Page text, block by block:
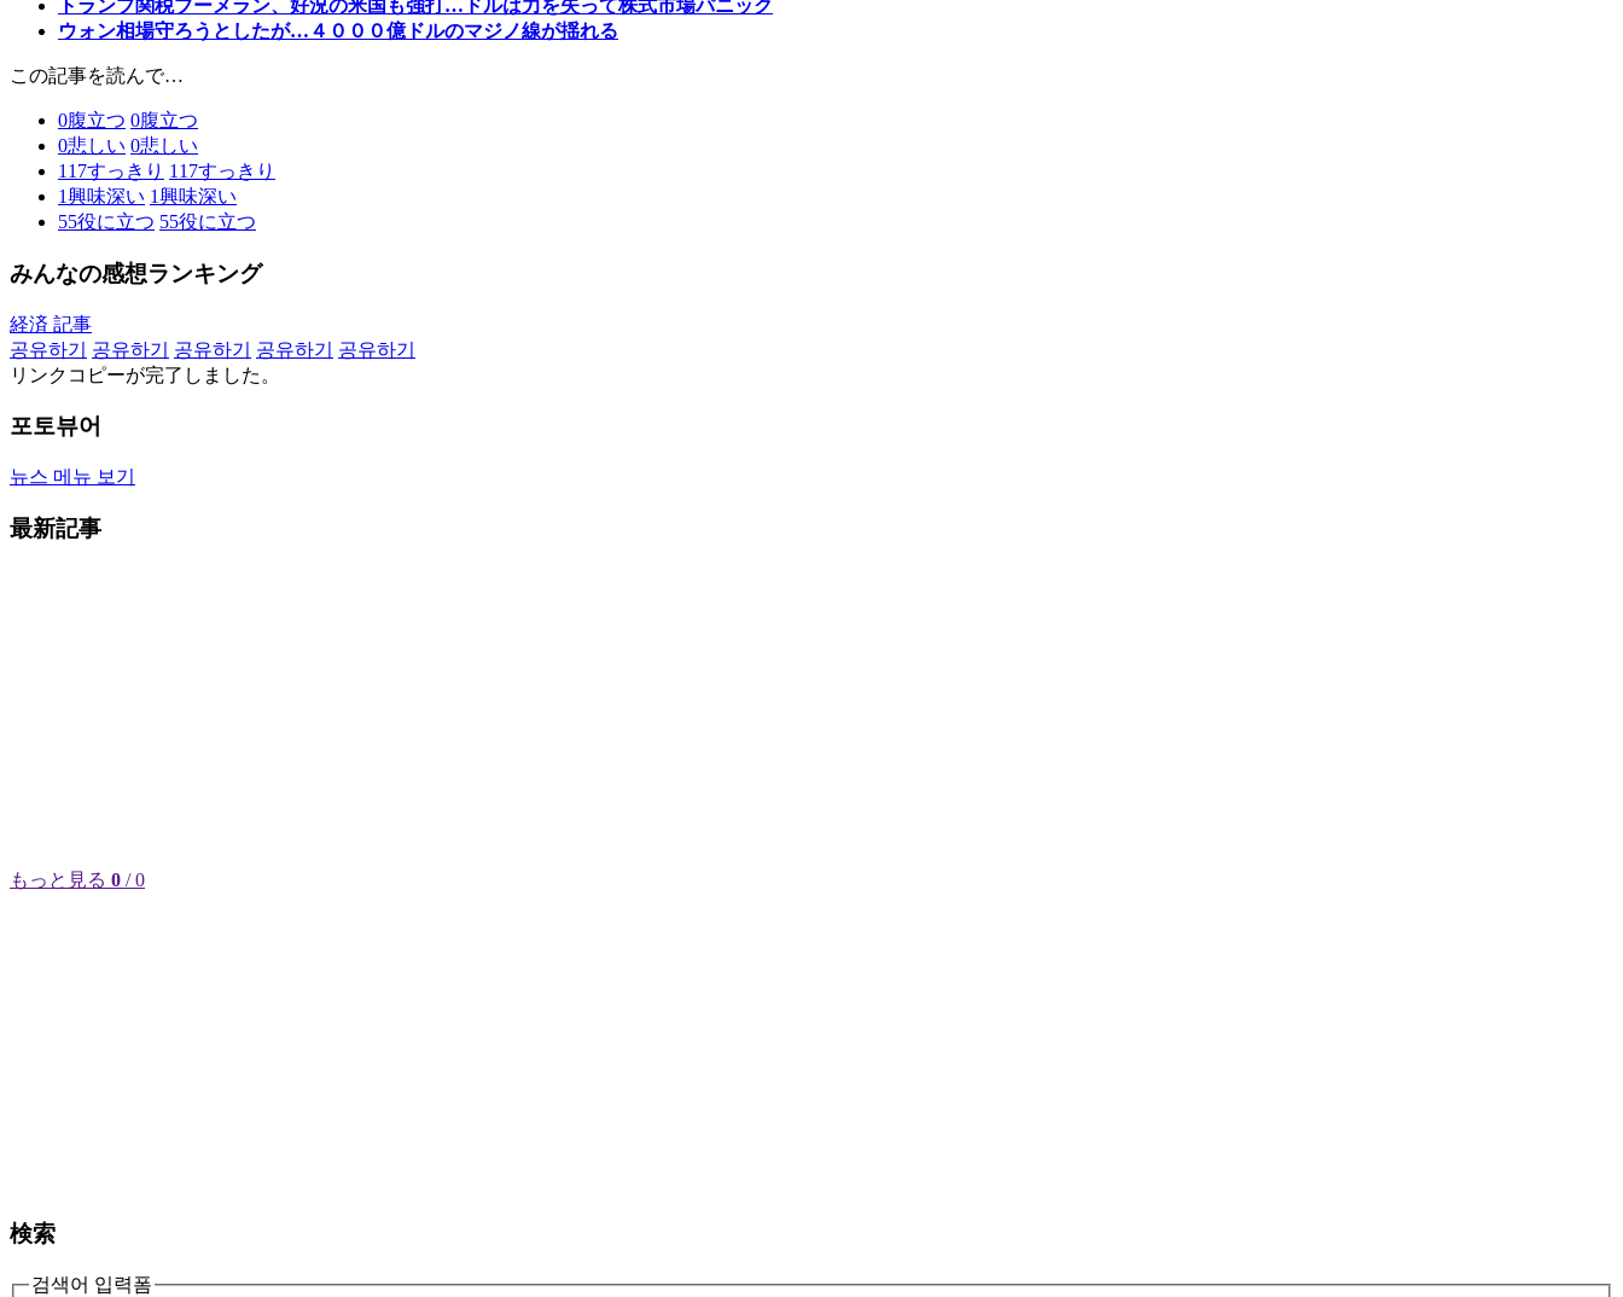
トランプ関税ブーメラン、好況の米国も強打…ドルは力を失って株式市場パニック
ウォン相場守ろうとしたが…４０００億ドルのマジノ線が揺れる
この記事を読んで…
0腹立つ 0腹立つ
0悲しい 0悲しい
117すっきり 117すっきり
1興味深い 1興味深い
55役に立つ 55役に立つ
みんなの感想ランキング
経済 記事
공유하기
공유하기 공유하기 공유하기
공유하기
リンクコピーが完了しました。
포토뷰어
뉴스 메뉴 보기
最新記事
もっと見る 0 / 0
検索
검색어 입력폼